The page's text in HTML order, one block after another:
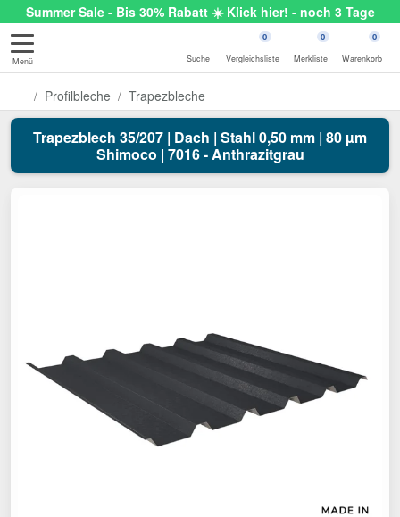
Summer Sale - Bis 30% Rabatt ☀️ Klick hier! - noch 3 Tage
Menü Suche
0
Vergleichsliste
0
Merkliste
0
Warenkorb
Profilbleche Trapezbleche
Trapezblech 35/207 | Dach | Stahl 0,50 mm | 80 µm
Shimoco | 7016 - Anthrazitgrau